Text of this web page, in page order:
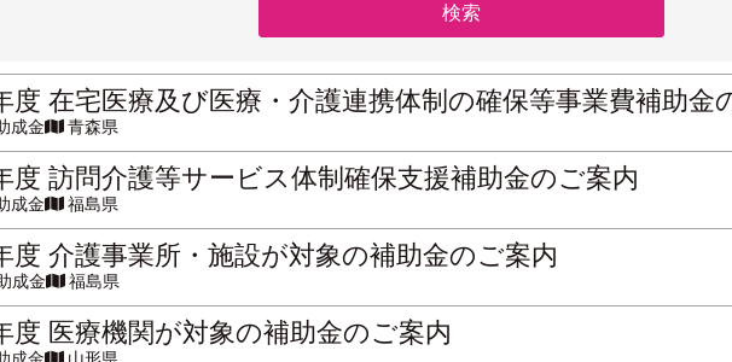
度 在宅医療及び医療・介護連携体制の確保等事業費補助金
成金 青森県
度 訪問介護等サービス体制確保支援補助金のご案内
成金 福島県
度 介護事業所・施設が対象の補助金のご案内
成金 福島県
度 医療機関が対象の補助金のご案内